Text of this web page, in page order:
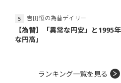
吉田恒の為替デイリー
【為替】「異常な円安」と1995
な円高」
ランキング一覧を見る